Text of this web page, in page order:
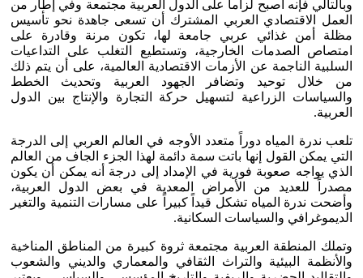
وبالتالي فإنه أصبح لزاماً على الدول العربية مجتمعة وفي إطار من
العمل الاقتصادي العربي المشترك أن تسعى جاهدة نحو تأسيس
مظلة أمن غذائي عربي جامعة لها، تكون مرنة وقادرة على
امتصاص الصدمات الخارجية، وتستطيع التغلب على التداعيات
السلبية الناجمة عن الأزمات الاقتصادية العالمية، على أن يتم ذلك
من خلال توحيد وتضافر الجهود العربية وتحديث الخطط
والسياسات الزراعية لتسهيل حركة التجارة والإنتاج بين الدول
العربية.
تلعب ندرة المياه دوراً متعدد الأوجه في العالم العربي إلى الدرجة
التي يمكن القول إنها باتت سمة دائمة لهذا الجزء الجاف من العالم
الذي يواجه صعوبة فورية في الإمداد إلى درجة أنه يمكن أن يكون
مصدراً للعديد من الأمراض المعدية في بعض الدول العربية،
وأضحت ندرة المياه تشكل قيداً كبيراً على مسارات التنمية والتغير
الديموغرافي والسياسات السكانية.
وتملك المنطقة العربية مجتمعة ثروة كبيرة من المناطق المناخية
والأنظمة البيئية والتراث الثقافي والمعماري والديني والشعوب